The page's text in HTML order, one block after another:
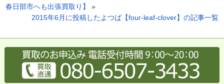
春日部市へも出張買取り】
»
2015年6月に投稿したよつば【four-leaf-clover】の記事一覧